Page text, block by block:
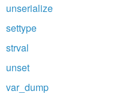
unserialize
settype
strval
unset
var_dump